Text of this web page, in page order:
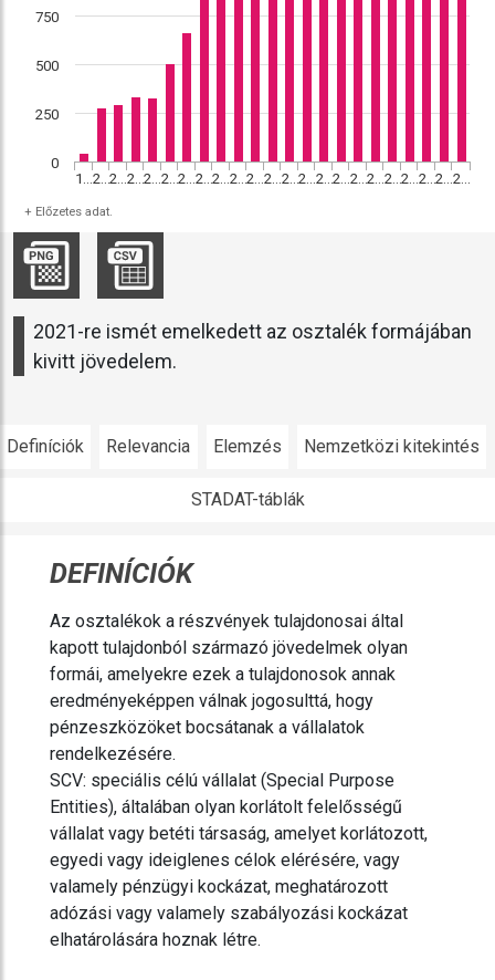
+ Előzetes adat.
0
250
500
750
1995 2000 2001 2002 2003 2004 2005 2006 2007 2008 2009 2010 2011 2012 2013 2014 2015 2016 2017 2018 2019 2020 2021
2021-re ismét emelkedett az osztalék formájában
kivitt jövedelem.
Definíciók Relevancia Elemzés Nemzetközi kitekintés
STADAT-táblák
DEFINÍCIÓK
Az osztalékok a részvények tulajdonosai által
kapott tulajdonból származó jövedelmek olyan
formái, amelyekre ezek a tulajdonosok annak
eredményeképpen válnak jogosulttá, hogy
pénzeszközöket bocsátanak a vállalatok
rendelkezésére.
SCV: speciális célú vállalat (Special Purpose
Entities), általában olyan korlátolt felelősségű
vállalat vagy betéti társaság, amelyet korlátozott,
egyedi vagy ideiglenes célok elérésére, vagy
valamely pénzügyi kockázat, meghatározott
adózási vagy valamely szabályozási kockázat
elhatárolására hoznak létre.